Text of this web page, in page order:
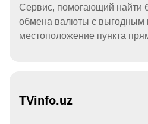
Сервис, помогающий найти
обмена валюты с выгодным
местоположение пункта
TVinfo.uz